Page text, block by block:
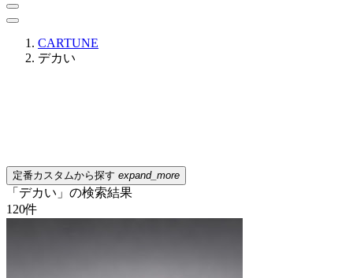
CARTUNE
デカい
定番カスタムから探す expand_more
「デカい」の検索結果
120件